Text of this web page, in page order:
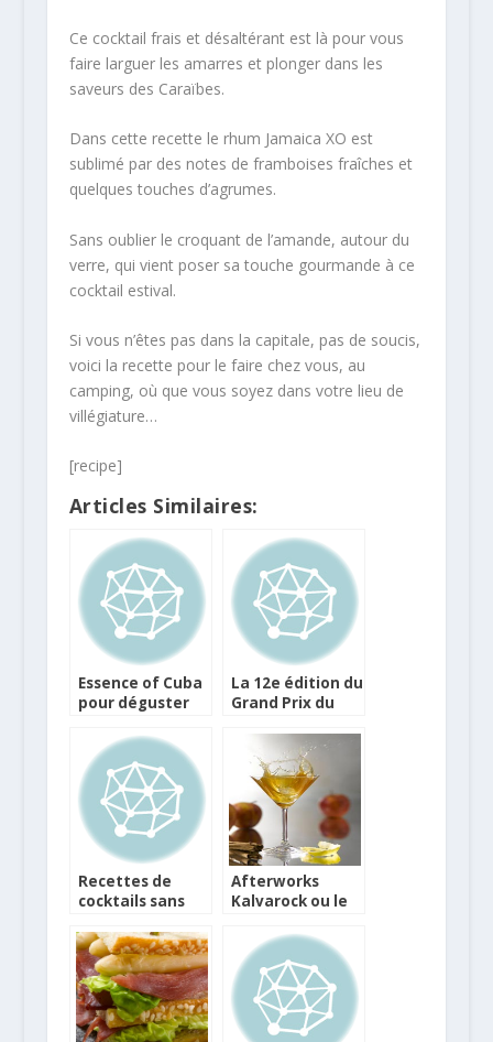
Ce cocktail frais et désaltérant est là pour vous
faire larguer les amarres et plonger dans les
saveurs des Caraïbes.
Dans cette recette le rhum Jamaica XO est
sublimé par des notes de framboises fraîches et
quelques touches d’agrumes.
Sans oublier le croquant de l’amande, autour du
verre, qui vient poser sa touche gourmande à ce
cocktail estival.
Si vous n’êtes pas dans la capitale, pas de soucis,
voici la recette pour le faire chez vous, au
camping, où que vous soyez dans votre lieu de
villégiature…
[recipe]
Articles Similaires:
Essence of Cuba
pour déguster
votre rhum
Havana Club
Añejo 7 Años
La 12e édition du
Grand Prix du
Club est lancée
Recettes de
cocktails sans
coco
Afterworks
Kalvarock ou le
cocktail